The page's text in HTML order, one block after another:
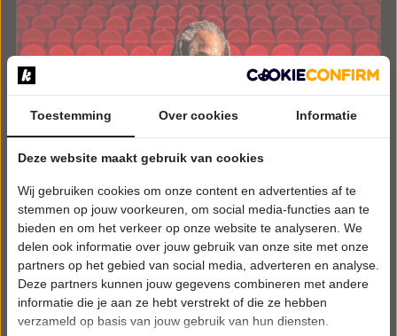
DINSDAG 10 NOVEMBER 2026 • 20:30 UUR
Toestemming Over cookies Informatie
Deze website maakt gebruik van cookies
Wij gebruiken cookies om onze content en advertenties af te
stemmen op jouw voorkeuren, om social media-functies aan te
bieden en om het verkeer op onze website te analyseren. We
delen ook informatie over jouw gebruik van onze site met onze
partners op het gebied van social media, adverteren en analyse.
Deze partners kunnen jouw gegevens combineren met andere
informatie die je aan ze hebt verstrekt of die ze hebben
verzameld op basis van jouw gebruik van hun diensten.